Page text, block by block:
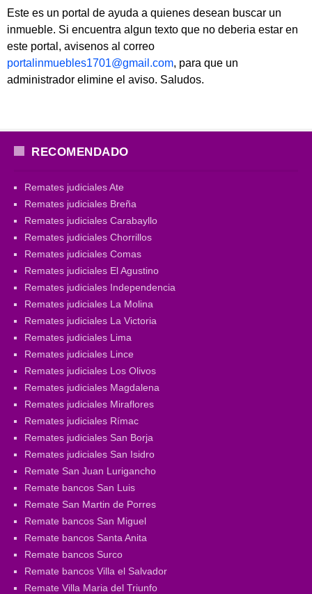
Este es un portal de ayuda a quienes desean buscar un
inmueble. Si encuentra algun texto que no deberia estar en
este portal, avisenos al correo
portalinmuebles1701@gmail.com, para que un
administrador elimine el aviso. Saludos.
RECOMENDADO
Remates judiciales Ate
Remates judiciales Breña
Remates judiciales Carabayllo
Remates judiciales Chorrillos
Remates judiciales Comas
Remates judiciales El Agustino
Remates judiciales Independencia
Remates judiciales La Molina
Remates judiciales La Victoria
Remates judiciales Lima
Remates judiciales Lince
Remates judiciales Los Olivos
Remates judiciales Magdalena
Remates judiciales Miraflores
Remates judiciales Rímac
Remates judiciales San Borja
Remates judiciales San Isidro
Remate San Juan Lurigancho
Remate bancos San Luis
Remate San Martin de Porres
Remate bancos San Miguel
Remate bancos Santa Anita
Remate bancos Surco
Remate bancos Villa el Salvador
Remate Villa Maria del Triunfo